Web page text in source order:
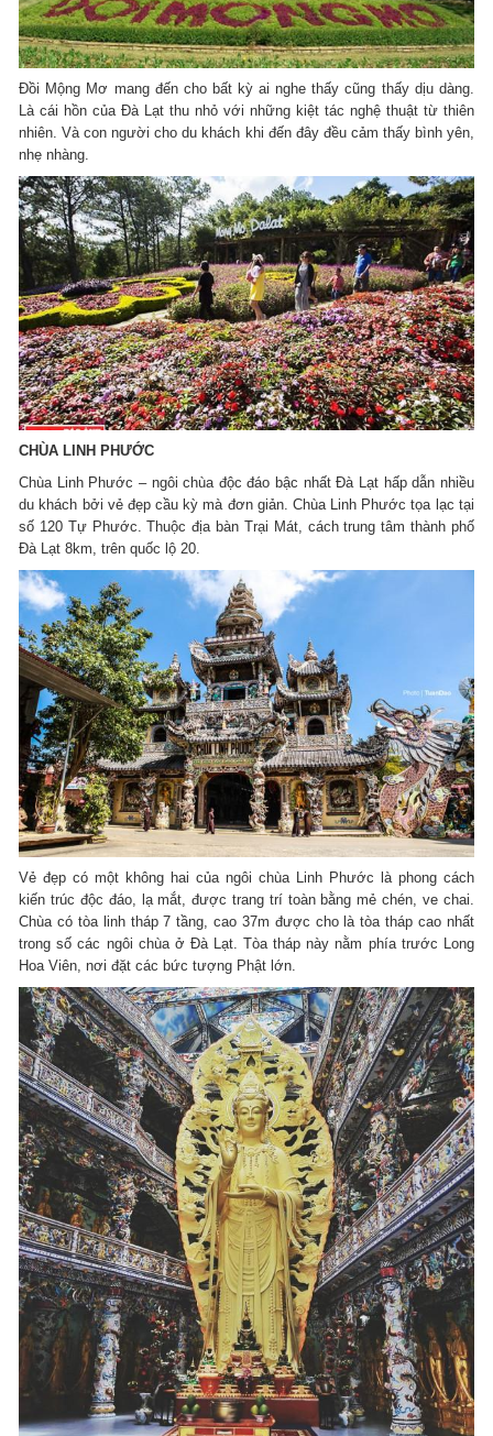
Đồi Mộng Mơ mang đến cho bất kỳ ai nghe thấy cũng thấy dịu dàng.
Là cái hồn của Đà Lạt thu nhỏ với những kiệt tác nghệ thuật từ thiên
nhiên. Và con người cho du khách khi đến đây đều cảm thấy bình yên,
nhẹ nhàng.
CHÙA LINH PHƯỚC
Chùa Linh Phước – ngôi chùa độc đáo bậc nhất Đà Lạt hấp dẫn nhiều
du khách bởi vẻ đẹp cầu kỳ mà đơn giản. Chùa Linh Phước tọa lạc tại
số 120 Tự Phước. Thuộc địa bàn Trại Mát, cách trung tâm thành phố
Đà Lạt 8km, trên quốc lộ 20.
Vẻ đẹp có một không hai của ngôi chùa Linh Phước là phong cách
kiến trúc độc đáo, lạ mắt, được trang trí toàn bằng mẻ chén, ve chai.
Chùa có tòa linh tháp 7 tầng, cao 37m được cho là tòa tháp cao nhất
trong số các ngôi chùa ở Đà Lạt. Tòa tháp này nằm phía trước Long
Hoa Viên, nơi đặt các bức tượng Phật lớn.